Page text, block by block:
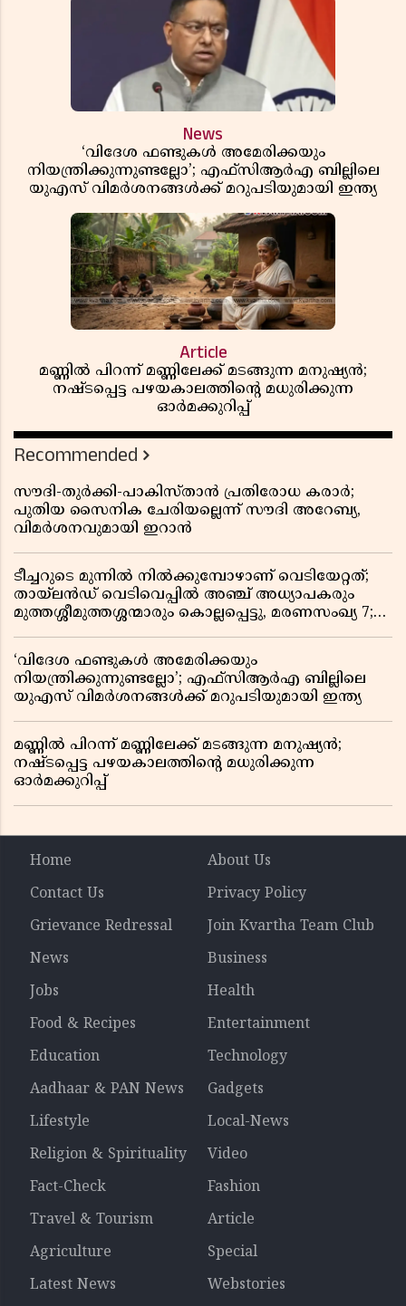
News
‘വിദേശ ഫണ്ടുകൾ അമേരിക്കയും
നിയന്ത്രിക്കുന്നുണ്ടല്ലോ’; എഫ്സിആർഎ ബില്ലിലെ
യുഎസ് വിമർശനങ്ങൾക്ക് മറുപടിയുമായി ഇന്ത്യ
Article
മണ്ണിൽ പിറന്ന് മണ്ണിലേക്ക് മടങ്ങുന്ന മനുഷ്യൻ;
നഷ്ടപ്പെട്ട പഴയകാലത്തിൻ്റെ മധുരിക്കുന്ന
ഓർമക്കുറിപ്പ്
Recommended
സൗദി-തുർക്കി-പാകിസ്താൻ പ്രതിരോധ കരാർ;
പുതിയ സൈനിക ചേരിയല്ലെന്ന് സൗദി അറേബ്യ,
വിമർശനവുമായി ഇറാൻ
ടീച്ചറുടെ മുന്നിൽ നിൽക്കുമ്പോഴാണ് വെടിയേറ്റത്;
തായ്‌ലൻഡ് വെടിവെപ്പിൽ അഞ്ച് അധ്യാപകരും
മുത്തശ്ശീമുത്തശ്ശന്മാരും കൊല്ലപ്പെട്ടു, മരണസംഖ്യ 7;
‘വിദേശ ഫണ്ടുകൾ അമേരിക്കയും
നിയന്ത്രിക്കുന്നുണ്ടല്ലോ’; എഫ്സിആർഎ ബില്ലിലെ
യുഎസ് വിമർശനങ്ങൾക്ക് മറുപടിയുമായി ഇന്ത്യ
മണ്ണിൽ പിറന്ന് മണ്ണിലേക്ക് മടങ്ങുന്ന മനുഷ്യൻ;
നഷ്ടപ്പെട്ട പഴയകാലത്തിൻ്റെ മധുരിക്കുന്ന
ഓർമക്കുറിപ്പ്
Home
About Us
Contact Us
Privacy Policy
Grievance Redressal
Join Kvartha Team Club
News
Business
Jobs
Health
Food & Recipes
Entertainment
Education
Technology
Aadhaar & PAN News
Gadgets
Lifestyle
Local-News
Religion & Spirituality
Video
Fact-Check
Fashion
Travel & Tourism
Article
Agriculture
Special
Latest News
Webstories